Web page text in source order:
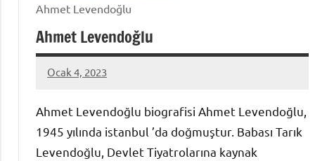
Ahmet Levendoğlu
Ahmet Levendoğlu
Ocak 4, 2023
admin
Ahmet Levendoğlu biografisi Ahmet Levendoğlu,
1945 yılında istanbul ’da doğmuştur. Babası Tarık
Levendoğlu, Devlet Tiyatrolarına kaynak